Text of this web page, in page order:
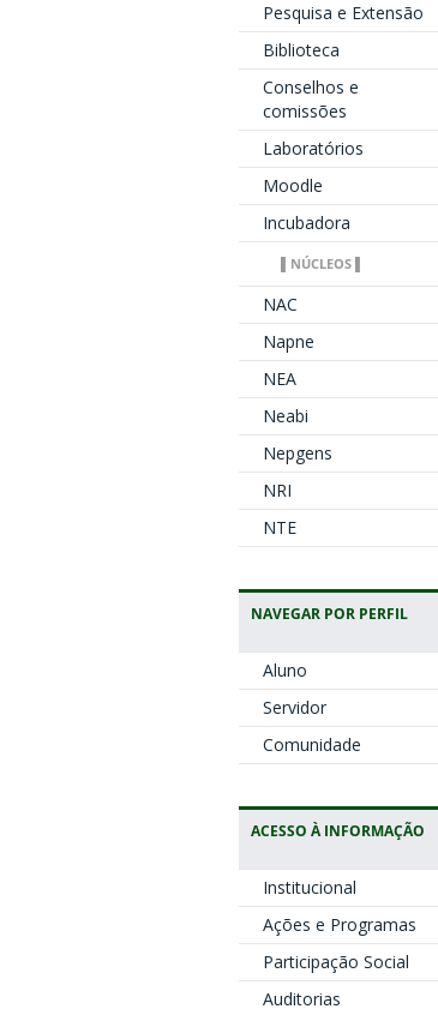
Pesquisa e Extensão
Biblioteca
Conselhos e
comissões
Laboratórios
Moodle
Incubadora
▌NÚCLEOS ▌
NAC
Napne
NEA
Neabi
Nepgens
NRI
NTE
NAVEGAR POR PERFIL
Aluno
Servidor
Comunidade
ACESSO À INFORMAÇÃO
Institucional
Ações e Programas
Participação Social
Auditorias